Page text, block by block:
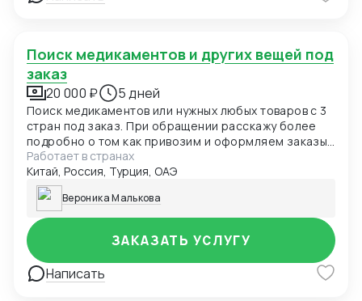
Поиск медикаментов и других вещей под
заказ
20 000 ₽ 5 дней
Поиск медикаментов или нужных любых товаров с 3
стран под заказ. При обращении расскажу более
подробно о том как привозим и оформляем заказы
и какая комиссия
Работает в странах
Китай, Россия, Турция, ОАЭ
Вероника Малькова
Написать
ЗАКАЗАТЬ УСЛУГУ